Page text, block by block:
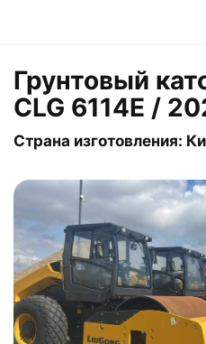
Грунтовый
CLG 6114E /
Страна изготовления: